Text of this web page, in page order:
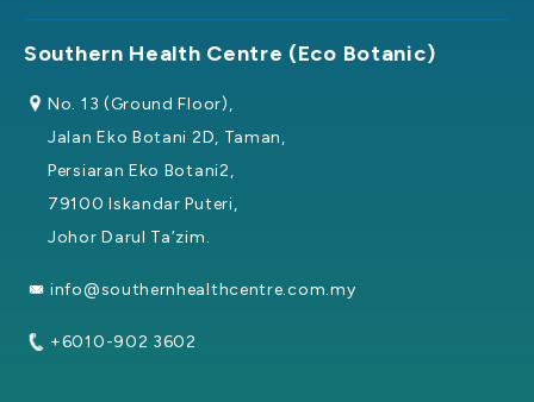
Southern Health Centre (Eco Botanic)
No. 13 (Ground Floor),
Jalan Eko Botani 2D, Taman,
Persiaran Eko Botani2,
79100 Iskandar Puteri,
Johor Darul Ta’zim.
info@southernhealthcentre.com.my
+6010-902 3602